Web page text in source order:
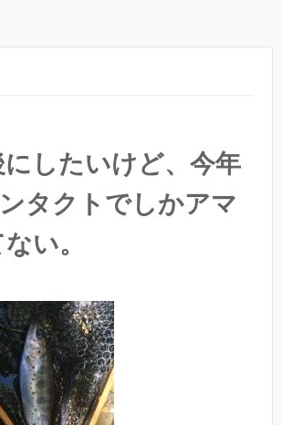
にしたいけど、今年
タクトでしかアマ
い。